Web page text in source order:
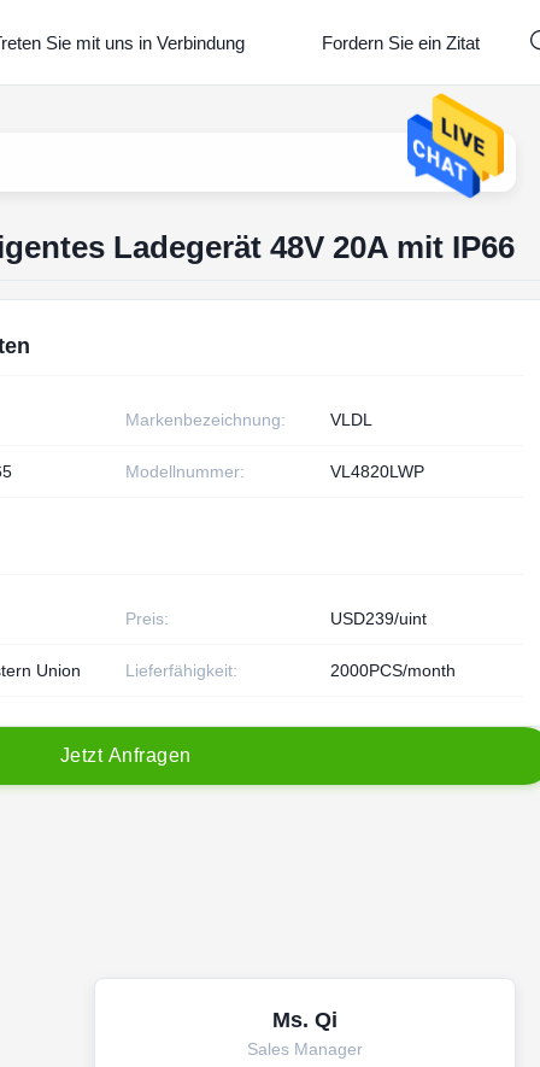
Sie mit uns in Verbindung Fordern Sie ein Zitat
Ladegerät 48V 20A mit IP66
Markenbezeichnung: VLDL
Modellnummer: VL4820LWP
Preis: USD239/uint
Union Lieferfähigkeit: 2000PCS/month
Jetzt Anfragen
Ms. Qi
Sales Manager